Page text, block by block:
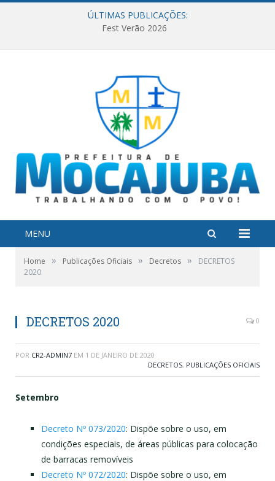
ÚLTIMAS PUBLICAÇÕES:
Fest Verão 2026
MENU
Home » Publicações Oficiais » Decretos »
DECRETOS
2020
DECRETOS 2020 0
POR CR2-ADMIN7 EM 1 DE JANEIRO DE 2020
DECRETOS, PUBLICAÇÕES OFICIAIS
Setembro
Decreto Nº 073/2020: Dispõe sobre o uso, em
condições especiais, de áreas públicas para colocação
de barracas removíveis
Decreto Nº 072/2020: Dispõe sobre o uso, em